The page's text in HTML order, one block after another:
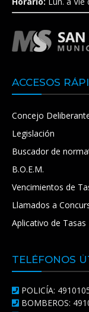
ACCESOS
Concejo
Legislación
Buscador de
B.O.E.M.
Vencimientos de
Llamados a
Aplicativo de Tasas
TELÉFONOS
POLICÍA:
BOMBEROS: